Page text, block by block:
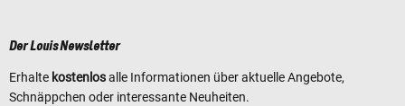
Der Louis Newsletter
Erhalte kostenlosalle Informationen über aktuelle Angebote,
Schnäppchen oder interessante Neuheiten.